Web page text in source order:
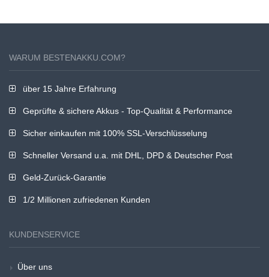
WARUM BESTENAKKU.COM?
über 15 Jahre Erfahrung
Geprüfte & sichere Akkus - Top-Qualität & Performance
Sicher einkaufen mit 100% SSL-Verschlüsselung
Schneller Versand u.a. mit DHL, DPD & Deutscher Post
Geld-Zurück-Garantie
1/2 Millionen zufriedenen Kunden
KUNDENSERVICE
Über uns